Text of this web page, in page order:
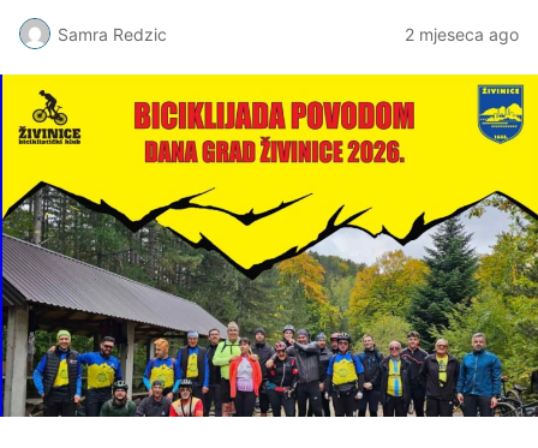
Samra Redzic 2 mjeseca ago